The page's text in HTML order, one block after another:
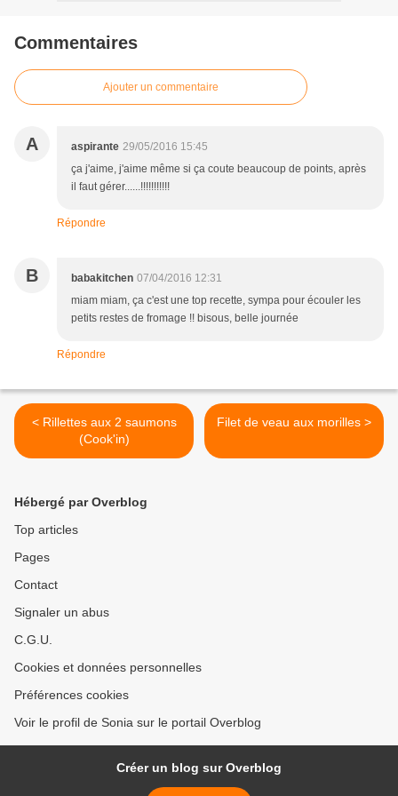
Commentaires
Ajouter un commentaire
A aspirante 29/05/2016 15:45
ça j'aime, j'aime même si ça coute beaucoup de points, après
il faut gérer......!!!!!!!!!!!
Répondre
B babakitchen 07/04/2016 12:31
miam miam, ça c'est une top recette, sympa pour écouler les
petits restes de fromage !! bisous, belle journée
Répondre
< Rillettes aux 2 saumons
(Cook'in)
Filet de veau aux morilles >
Hébergé par Overblog
Top articles
Pages
Contact
Signaler un abus
C.G.U.
Cookies et données personnelles
Préférences cookies
Voir le profil de Sonia sur le portail Overblog
Créer un blog sur Overblog